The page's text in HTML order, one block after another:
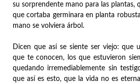
su sorprendente mano para las plantas,
que cortaba germinara en planta
mano se volviera árbol.
Dicen que así se siente ser viejo: que
que te conocen, los que estuvieron
quedando irremediablemente sin
que así es esto, que la vida no es